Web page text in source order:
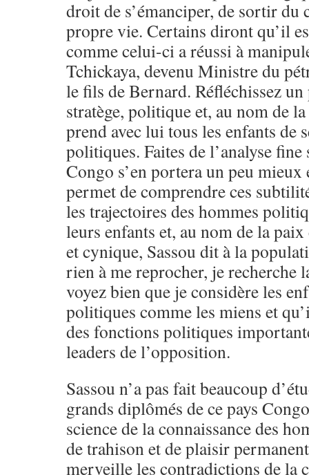
droit de s’émanciper, de sortir
propre vie. Certains diront qu’il
comme celui-ci a réussi à
Tchickaya, devenu Ministre du
le fils de Bernard. Réfléchissez un
stratège, politique et, au nom de
prend avec lui tous les enfants de
politiques. Faites de l’analyse
Congo s’en portera un peu mieux
permet de comprendre ces
les trajectoires des hommes
leurs enfants et, au nom de la
et cynique, Sassou dit à la
rien à me reprocher, je recherche
voyez bien que je considère les
politiques comme les miens et
des fonctions politiques
leaders de l’opposition.
Sassou n’a pas fait beaucoup
grands diplômés de ce pays
science de la connaissance des
de trahison et de plaisir
merveille les contradictions de la